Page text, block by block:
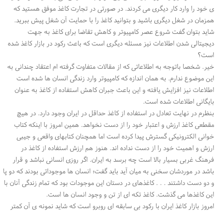
ی خود را وارد کار دیگری می کردند. در صورتی در تجارت کاغذ موفق هستید که
همزمان در شغل دیگری باشید و بتوانید کاغذ را با حمایت آن شغل پیش ببرید.
شاید بتوان گفت شروع عصر کامپیوتر و کاهش تقاضا برای کاغذ به جهت
دیجیتالی شدن اطلاعات نیز مسئله دیگری است که باعث رکود در بازار کاغذ شده
است؟
خیر. شخصا باتوجه به اطلاعاتی که از مقالات متفاوت گرفته ام اعتقاد چندانی به
این موضوع ندارم. به همان اندازه که کامپیوتر وارد زندگی انسان ها شده است
اطلاعات نیز افزایش یافته و این باعث جبران کاهش استفاده از کاغذ به عنوان
بایگانی اطلاعات شده است.
بنظرم در نهایت تعادل در استفاده از کاغذ حداقل در ایران وجود دارد. در هیچ
مقطعی کاغذ ارزش و اعتبار خود را از دست نخواهد. همین امروز با اینکه کتاب
خوانی الکترونیکی گسترش پیدا کرده است اما همچنان کتابهای واقعی و جیبی
ارزش و اهمیت خود را از دست نداده اند. هنوز هم ارزش استفاده از کاغذ در
فرهنگ غربی بسیار بالا است چه برسد به ایران. اگر روزی انسانی نباشد و قرار
باشد در موردشان سخنی به میان آید باید گفت؛ انسان ها موجوداتی بودند که دو پا
و دو دست داشتند . . . کاغذهای در دستان این موجودات بود که تمام زندگی آنان با
این کاغذها می گذشت. کاغذ تکه ای از تن و وجود انسان ها است.
امروز بازار کاغذ ایران با رکود بی سابقه ای روبرو است که شاید نمونه ی آن کمتر